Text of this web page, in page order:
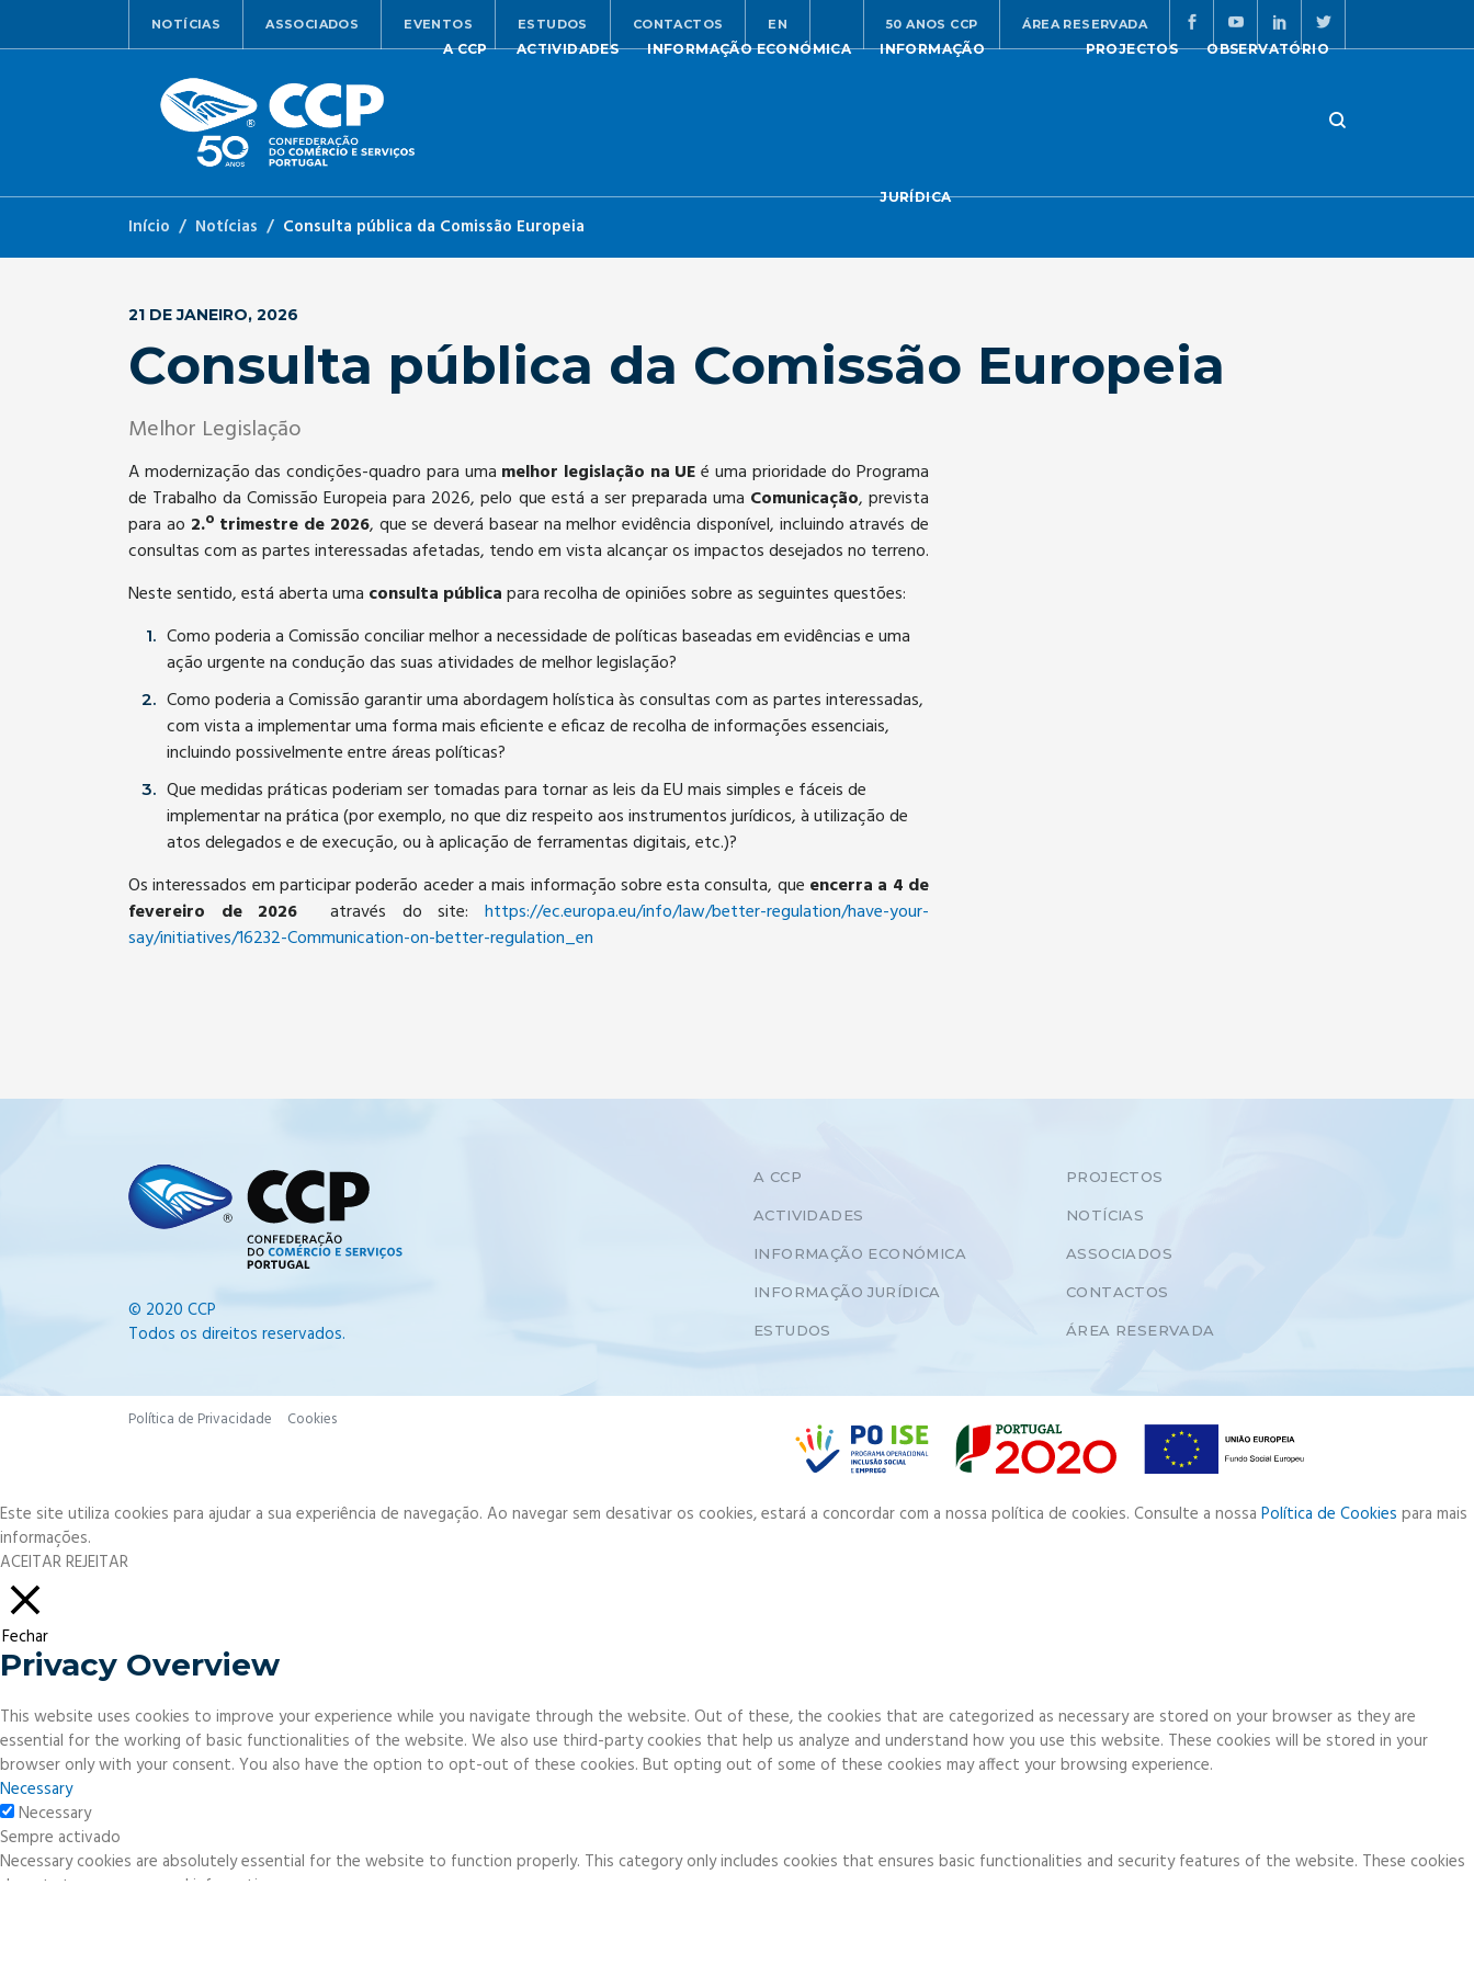
NOTÍCIAS ASSOCIADOS EVENTOS ESTUDOS CONTACTOS EN 50 ANOS CCP ÁREA RESERVADA
A CCP ACTIVIDADES INFORMAÇÃO ECONÓMICA INFORMAÇÃO
JURÍDICA
PROJECTOS OBSERVATÓRIO
Início Notícias Consulta pública da Comissão Europeia
21 DE JANEIRO, 2026
Consulta pública da Comissão Europeia
Melhor Legislação
A modernização das condições-quadro para uma melhor legislação na UEé uma prioridade do Programa
de Trabalho da Comissão Europeia para 2026, pelo que está a ser preparada uma Comunicação, prevista
para ao 2.º trimestre de 2026, que se deverá basear na melhor evidência disponível, incluindo através de
consultas com as partes interessadas afetadas, tendo em vista alcançar os impactos desejados no terreno.
Neste sentido, está aberta uma consulta públicapara recolha de opiniões sobre as seguintes questões:
Como poderia a Comissão conciliar melhor a necessidade de políticas baseadas em evidências e uma
ação urgente na condução das suas atividades de melhor legislação?
Como poderia a Comissão garantir uma abordagem holística às consultas com as partes interessadas,
com vista a implementar uma forma mais eficiente e eficaz de recolha de informações essenciais,
incluindo possivelmente entre áreas políticas?
Que medidas práticas poderiam ser tomadas para tornar as leis da EU mais simples e fáceis de
implementar na prática (por exemplo, no que diz respeito aos instrumentos jurídicos, à utilização de
atos delegados e de execução, ou à aplicação de ferramentas digitais, etc.)?
Os interessados em participar poderão aceder a mais informação sobre esta consulta, que encerra a 4 de
fevereiro de 2026 através do site:https://ec.europa.eu/info/law/better-regulation/have-your-
say/initiatives/16232-Communication-on-better-regulation_en
© 2020 CCP
Todos os direitos reservados.
A CCP
ACTIVIDADES
INFORMAÇÃO ECONÓMICA
INFORMAÇÃO JURÍDICA
ESTUDOS
PROJECTOS
NOTÍCIAS
ASSOCIADOS
CONTACTOS
ÁREA RESERVADA
Política de Privacidade Cookies
Este site utiliza cookies para ajudar a sua experiência de navegação. Ao navegar sem desativar os cookies, estará a concordar com a nossa política de cookies. Consulte a nossa Política de Cookies para mais
informações.
ACEITARREJEITAR
Fechar
Privacy Overview
This website uses cookies to improve your experience while you navigate through the website. Out of these, the cookies that are categorized as necessary are stored on your browser as they are
essential for the working of basic functionalities of the website. We also use third-party cookies that help us analyze and understand how you use this website. These cookies will be stored in your
browser only with your consent. You also have the option to opt-out of these cookies. But opting out of some of these cookies may affect your browsing experience.
Necessary
Necessary
Sempre activado
Necessary cookies are absolutely essential for the website to function properly. This category only includes cookies that ensures basic functionalities and security features of the website. These cookies
do not store any personal information.